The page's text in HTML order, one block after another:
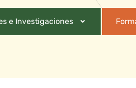
e Investigaciones